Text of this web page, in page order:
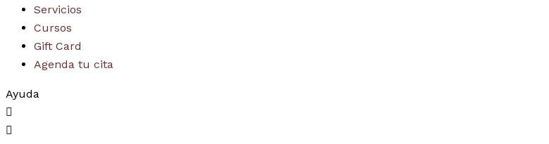
Servicios
Cursos
Gift Card
Agenda tu cita
Ayuda